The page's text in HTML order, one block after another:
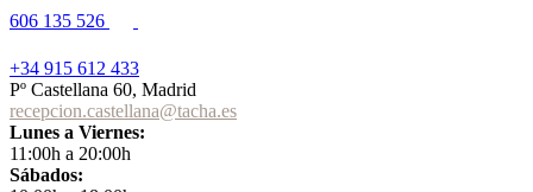
606 135 526
+34 915 612 433
Pº Castellana 60, Madrid
recepcion.castellana@tacha.es
Lunes a Viernes:
11:00h a 20:00h
Sábados: